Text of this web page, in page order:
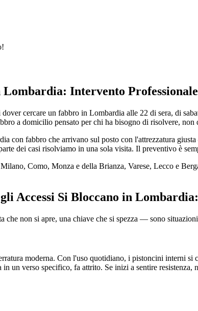
Intervento
cercare un fabbro in Lombardia alle 22 di sera, di
a domicilio pensato per chi ha bisogno di risolvere, non
con fabbro che arrivano sul posto con l'attrezzatura
dei casi risolviamo in una sola visita. Il preventivo è
Como, Monza e della Brianza, Varese, Lecco e
Accessi Si Bloccano in
che non si apre, una chiave che si spezza — sono
moderna. Con l'uso quotidiano, i pistoncini interni
un verso specifico, fa attrito. Se inizi a sentire